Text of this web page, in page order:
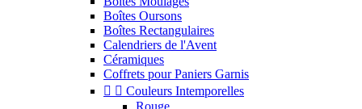
Boîtes Oursons
Boîtes Rectangulaires
Calendriers de l'Avent
Céramiques
Coffrets pour Paniers Garnis
  Couleurs Intemporelles
Rouge